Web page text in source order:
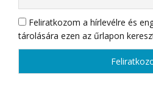
Feliratkozom a hírlevélre és
tárolására ezen az űrlapon